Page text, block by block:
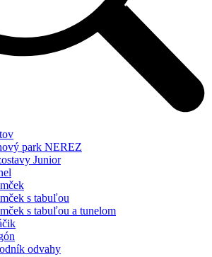
park NEREZ
Junior
s tabuľou
s tabuľou a tunelom
odvahy